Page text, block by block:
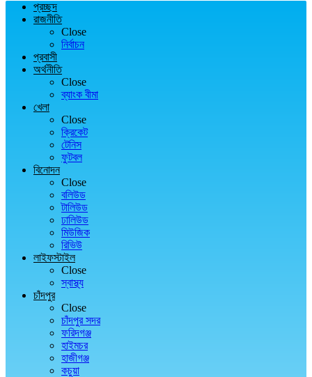
প্রচ্ছদ
রাজনীতি
Close
নির্বাচন
প্রবাসী
অর্থনীতি
Close
ব্যাংক বীমা
খেলা
Close
ক্রিকেট
টেনিস
ফুটবল
বিনোদন
Close
বলিউড
টালিউড
ঢালিউড
মিউজিক
রিভিউ
লাইফস্টাইল
Close
স্বাস্থ্য
চাঁদপুর
Close
চাঁদপুর সদর
ফরিদগঞ্জ
হাইমচর
হাজীগঞ্জ
কচুয়া